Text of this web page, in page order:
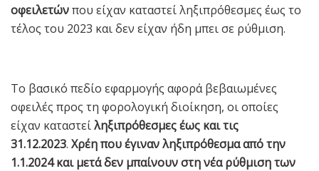
οφειλετώνπου είχαν καταστεί ληξιπρόθεσμες έως το
τέλος του 2023 και δεν είχαν ήδη μπει σε ρύθμιση.
Το βασικό πεδίο εφαρμογής αφορά βεβαιωμένες
οφειλές προς τη φορολογική διοίκηση, οι οποίες
είχαν καταστείληξιπρόθεσμες έως και τις
31.12.2023. Χρέη που έγιναν ληξιπρόθεσμα από την
1.1.2024 και μετά δεν μπαίνουν στη νέα ρύθμιση των